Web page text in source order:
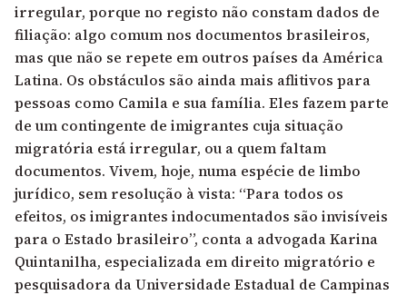
irregular, porque no registo não constam dados de
filiação: algo comum nos documentos brasileiros,
mas que não se repete em outros países da América
Latina. Os obstáculos são ainda mais aflitivos para
pessoas como Camila e sua família. Eles fazem parte
de um contingente de imigrantes cuja situação
migratória está irregular, ou a quem faltam
documentos. Vivem, hoje, numa espécie de limbo
jurídico, sem resolução à vista: “Para todos os
efeitos, os imigrantes indocumentados são invisíveis
para o Estado brasileiro”, conta a advogada Karina
Quintanilha, especializada em direito migratório e
pesquisadora da Universidade Estadual de Campinas